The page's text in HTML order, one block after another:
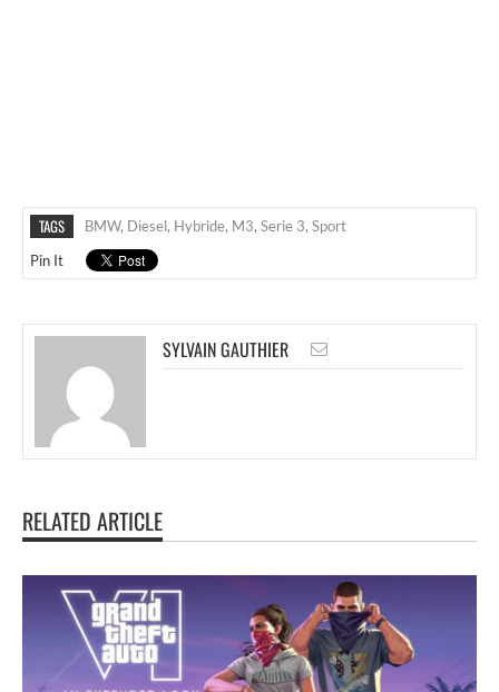
TAGS BMW, Diesel, Hybride, M3, Serie 3, Sport
Pin It
SYLVAIN GAUTHIER
RELATED ARTICLE